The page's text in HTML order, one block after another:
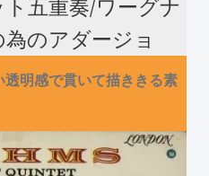
五重奏/ワーグナ
のアダージョ
明感で貫いて描ききる素